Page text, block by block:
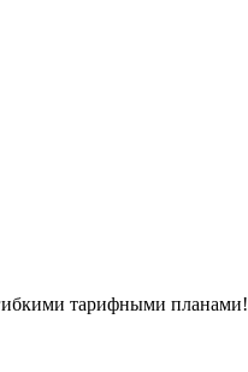
тарифными планами!